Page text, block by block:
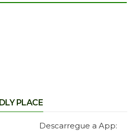
PLACE
Descarregue a App: